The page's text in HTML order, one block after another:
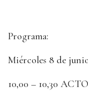
Programa:
Miércoles 8 de
10,00 – 10,30